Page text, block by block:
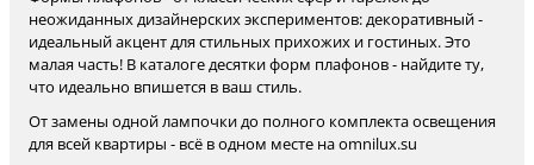
неожиданных дизайнерских экспериментов: декоративный -
идеальный акцент для стильных прихожих и гостиных. Это
малая часть! В каталоге десятки форм плафонов - найдите ту,
что идеально впишется в ваш стиль.
От замены одной лампочки до полного комплекта освещения
для всей квартиры - всё в одном месте на omnilux.su